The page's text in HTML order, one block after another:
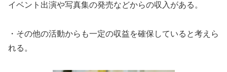
イベント出演や写真集の発売などからの収入がある。
・その他の活動からも一定の収益を確保していると考えら
れる。